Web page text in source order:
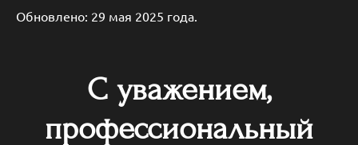
Обновлено: 29 мая 2025 года.
С уважением,
профессиональный